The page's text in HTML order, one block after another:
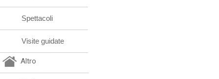
Spettacoli
Visite guidate
Altro